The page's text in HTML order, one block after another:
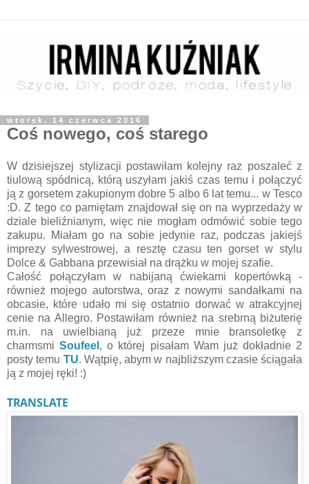
wtorek, 14 czerwca 2016
Coś nowego, coś starego
W dzisiejszej stylizacji postawiłam kolejny raz poszaleć z
tiulową spódnicą, którą uszyłam jakiś czas temu i połączyć
ją z gorsetem zakupionym dobre 5 albo 6 lat temu... w Tesco
:D. Z tego co pamiętam znajdował się on na wyprzedaży w
dziale bieliźnianym, więc nie mogłam odmówić sobie tego
zakupu. Miałam go na sobie jedynie raz, podczas jakiejś
imprezy sylwestrowej, a resztę czasu ten gorset w stylu
Dolce & Gabbana przewisiał na drążku w mojej szafie.
Całość połączyłam w nabijaną ćwiekami kopertówką -
również mojego autorstwa, oraz z nowymi sandałkami na
obcasie, które udało mi się ostatnio dorwać w atrakcyjnej
cenie na Allegro. Postawiłam również na srebrną biżuterię
m.in. na uwielbianą już przeze mnie bransoletkę z
charmsmiSoufeel , o której pisałam Wam już dokładnie 2
posty temu TU. Wątpię, abym w najbliższym czasie ściągała
ją z mojej ręki! :)
TRANSLATE